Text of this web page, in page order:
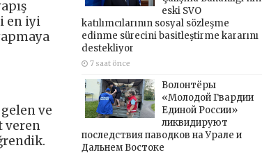
en iyi
ve
veren
eski SVO
katılımcılarının sosyal sözleşme
edinme sürecini basitleştirme kararını
destekliyor
7 saat önce
Волонтёры
«Молодой Гвардии
Единой России»
ликвидируют
последствия паводков на Урале и
Дальнем Востоке